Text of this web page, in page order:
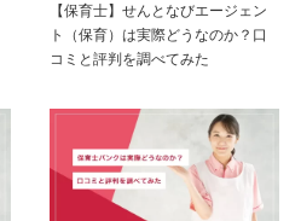
【保育士】せんとなびエージェン
ト（保育）は実際どうなのか？口
コミと評判を調べてみた